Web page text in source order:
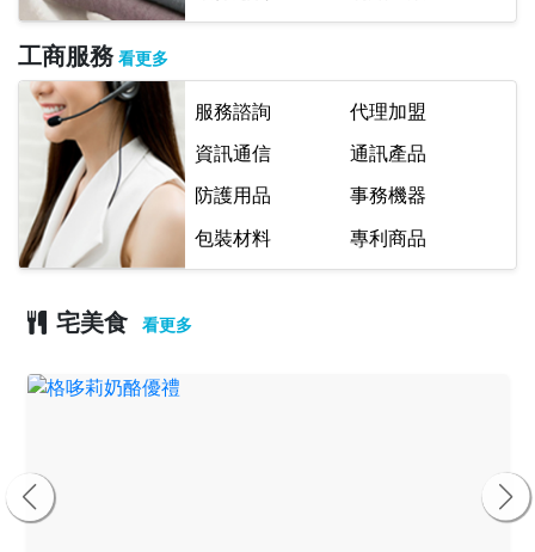
工商服務 看更多
服務諮詢 代理加盟
資訊通信 通訊產品
防護用品 事務機器
包裝材料 專利商品
宅美食 看更多